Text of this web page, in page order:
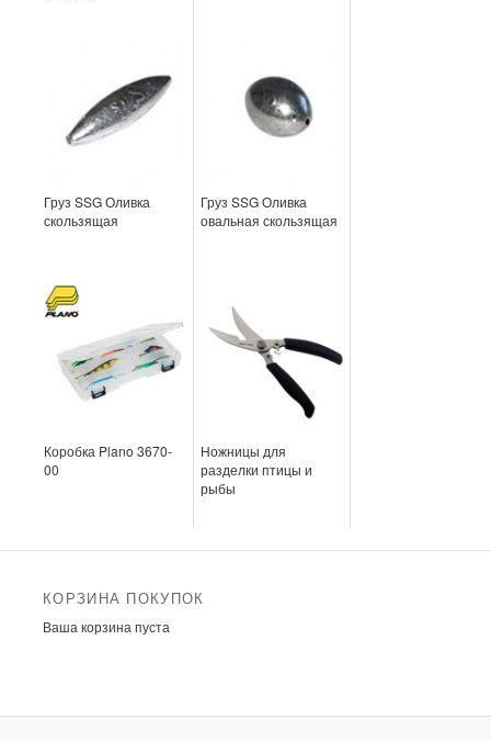
Груз SSG Оливка
скользящая
Груз SSG Оливка
овальная скользящая
Коробка Plano 3670-
00
Ножницы для
разделки птицы и
рыбы
КОРЗИНА ПОКУПОК
Ваша корзина пуста